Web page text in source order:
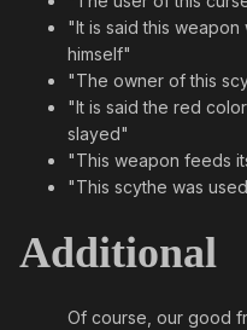
"It is said this
himself"
"The owner of this
"It is said the red
slayed"
"This weapon feeds
"This scythe was
Additional
Of course, our good